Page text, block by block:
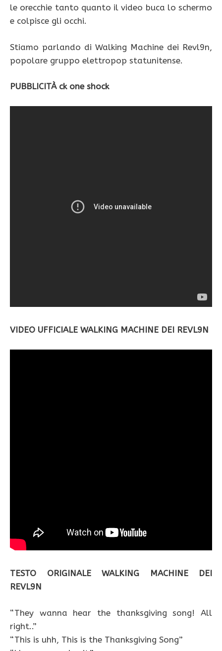
le orecchie tanto quanto il video buca lo schermo
e colpisce gli occhi.
Stiamo parlando di Walking Machine dei Revl9n,
popolare gruppo elettropop statunitense.
PUBBLICITÀ ck one shock
VIDEO UFFICIALE WALKING MACHINE DEI REVL9N
TESTO ORIGINALE WALKING MACHINE DEI
REVL9N
“They wanna hear the thanksgiving song! All
right..”
“This is uhh, This is the Thanksgiving Song”